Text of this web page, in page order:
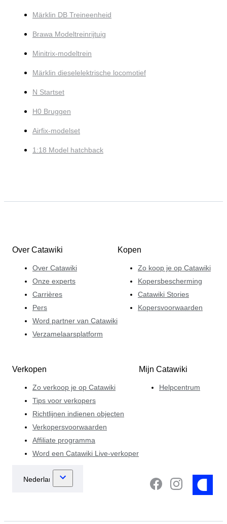
Märklin DB Treineenheid
Brawa Modeltreinrijtuig
Minitrix-modeltrein
Märklin dieselelektrische locomotief
N Startset
H0 Bruggen
Airfix-modelset
1:18 Model hatchback
Over Catawiki
Over Catawiki
Onze experts
Carrières
Pers
Word partner van Catawiki
Verzamelaarsplatform
Kopen
Zo koop je op Catawiki
Kopersbescherming
Catawiki Stories
Kopersvoorwaarden
Verkopen
Zo verkoop je op Catawiki
Tips voor verkopers
Richtlijnen indienen objecten
Verkopersvoorwaarden
Affiliate programma
Word een Catawiki Live-verkoper
Mijn Catawiki
Helpcentrum